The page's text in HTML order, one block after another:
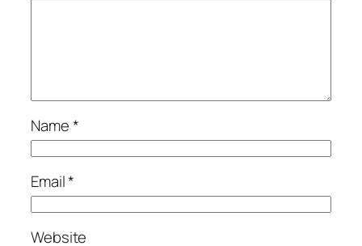
Name*
Email*
Website